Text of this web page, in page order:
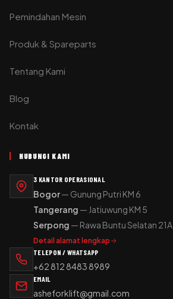
Pemindahan Mesin
Produk & Spareparts
Tentang Kami
Blog
Kontak
HUBUNGI KAMI
3 KANTOR OPERASIONAL
Bogor— Gunung Putri KM 6
Tangerang — Jatiuwung KM 5
Serpong — Rawa Buntu Selatan 21A
Detail alamat lengkap
TELEPON / WHATSAPP
+62 812 8483 8989
EMAIL
asheforklift@gmail.com